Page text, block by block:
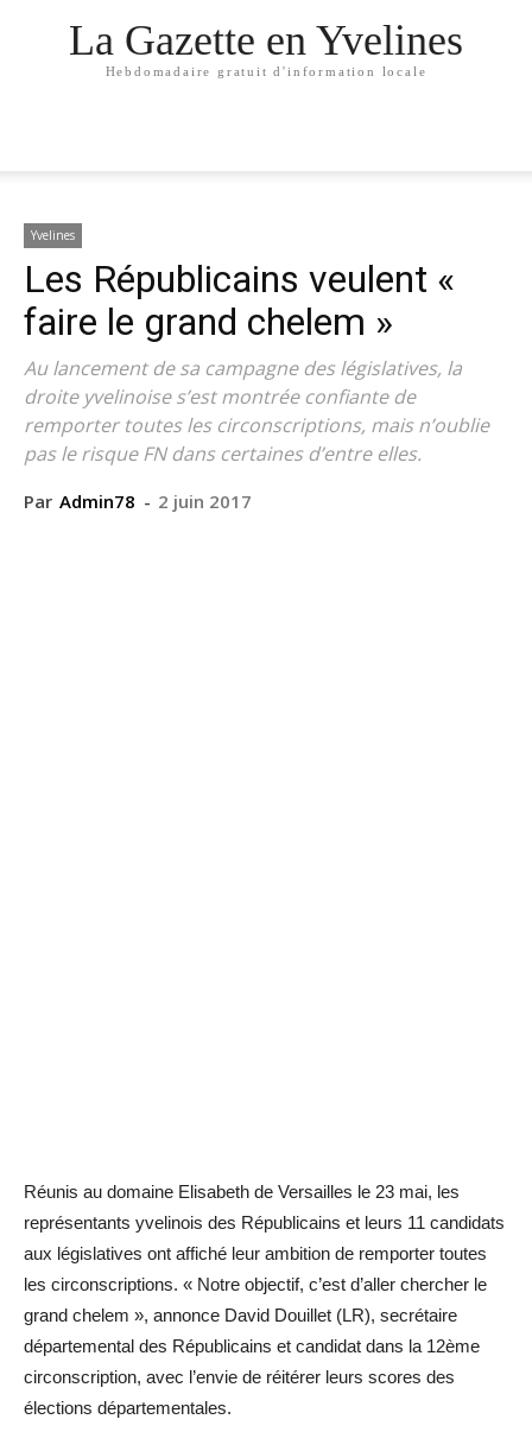
La Gazette en Yvelines
Hebdomadaire gratuit d'information locale
Yvelines
Les Républicains veulent «
faire le grand chelem »
Au lancement de sa campagne des législatives, la
droite yvelinoise s’est montrée confiante de
remporter toutes les circonscriptions, mais n’oublie
pas le risque FN dans certaines d’entre elles.
Par Admin78 - 2 juin 2017
Réunis au domaine Elisabeth de Versailles le 23 mai, les
représentants yvelinois des Républicains et leurs 11 candidats
aux législatives ont affiché leur ambition de remporter toutes
les circonscriptions. « Notre objectif, c’est d’aller chercher le
grand chelem », annonce David Douillet (LR), secrétaire
départemental des Républicains et candidat dans la 12ème
circonscription, avec l’envie de réitérer leurs scores des
élections départementales.